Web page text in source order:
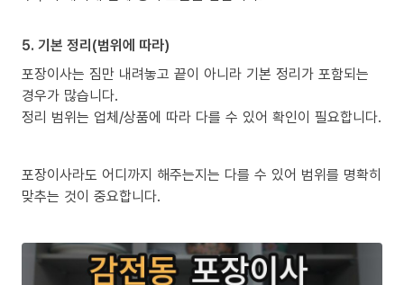
5. 기본 정리(범위에 따라)
포장이사는 짐만 내려놓고 끝이 아니라 기본 정리가 포함되는
경우가 많습니다.
정리 범위는 업체/상품에 따라 다를 수 있어 확인이 필요합니다.
포장이사라도 어디까지 해주는지는 다를 수 있어 범위를 명확히
맞추는 것이 중요합니다.